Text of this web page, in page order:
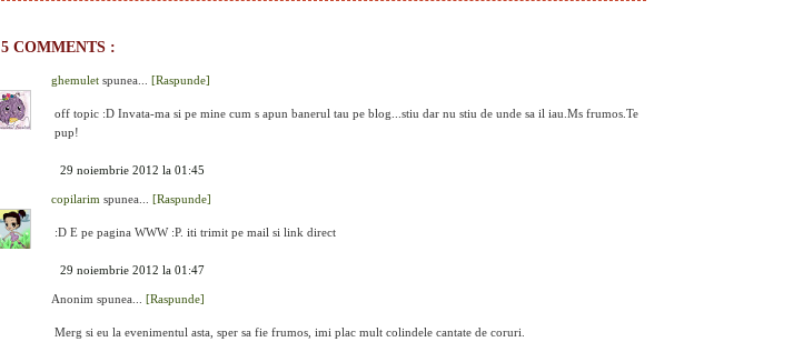
5 COMMENTS :
ghemulet spunea... [Raspunde]
off topic :D Invata-ma si pe mine cum s apun banerul tau pe blog...stiu dar nu stiu de unde sa il iau.Ms frumos.Te
pup!
29 noiembrie 2012 la 01:45
copilarim spunea... [Raspunde]
:D E pe pagina WWW :P. iti trimit pe mail si link direct
29 noiembrie 2012 la 01:47
Anonim spunea... [Raspunde]
Merg si eu la evenimentul asta, sper sa fie frumos, imi plac mult colindele cantate de coruri.